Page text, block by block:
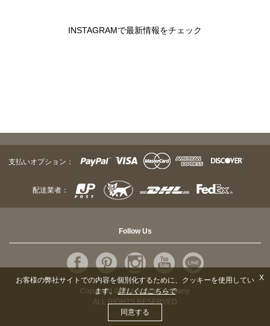
INSTAGRAMで最新情報をチェック
支払いオプション：
配送業者：
Follow Us
Copyright © Sazen Tea Company
ALL RIGHTS RESERVED
X
お客様の弊社サイトでの内容を個別化するために、クッキーを使用してい
ます。詳しくはこちらで
同意する